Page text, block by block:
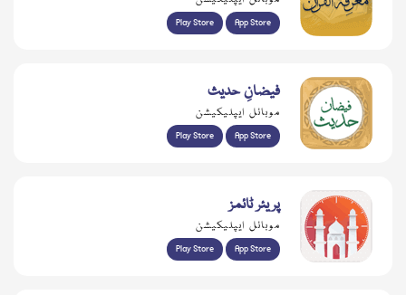
Play Store App Store
فیضانِ حدیث
موبائل ایپلیکیشن
Play Store App Store
پریئر ٹائمز
موبائل ایپلیکیشن
Play Store App Store